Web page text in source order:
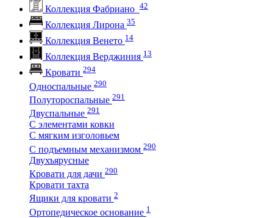
Коллекция Фабриано 42
Коллекция Лирона 35
Коллекция Венето 14
Коллекция Верджиния 13
Кровати 294
Односпальные 290
Полутороспальные 291
Двуспальные 291
С элементами ковки
С мягким изголовьем
С подъемным механизмом 290
Двухъярусные
Кровати для дачи 290
Кровати тахта
Ящики для кровати 2
Ортопедическое основание 1